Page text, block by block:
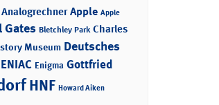
Analogrechner Apple Apple
Gates Bletchley Park Charles
Museum Deutsches
ENIAC Enigma Gottfried
HNF Howard Aiken